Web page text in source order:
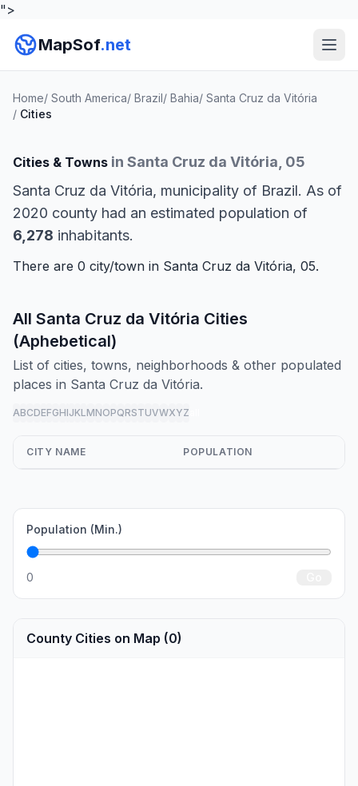
">
MapSof.net
Home/ South America/ Brazil/ Bahia/ Santa Cruz da Vitória
/ Cities
Cities & Towns in Santa Cruz da Vitória, 05
Santa Cruz da Vitória, municipality of Brazil. As of
2020 county had an estimated population of
6,278 inhabitants.
There are 0 city/town in Santa Cruz da Vitória, 05.
All Santa Cruz da Vitória Cities
(Aphebetical)
List of cities, towns, neighborhoods & other populated
places in Santa Cruz da Vitória.
ABCDEFGHIJKLMNOPQRSTUVWXYZ
CITY NAME POPULATION
Population (Min.)
0
County Cities on Map (0)